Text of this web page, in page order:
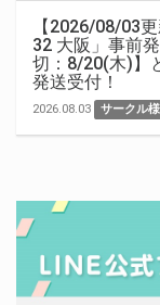
【2026/08/03
32 大阪」事前
切：8/20(木)】
発送受付！
2026.08.03 サークル